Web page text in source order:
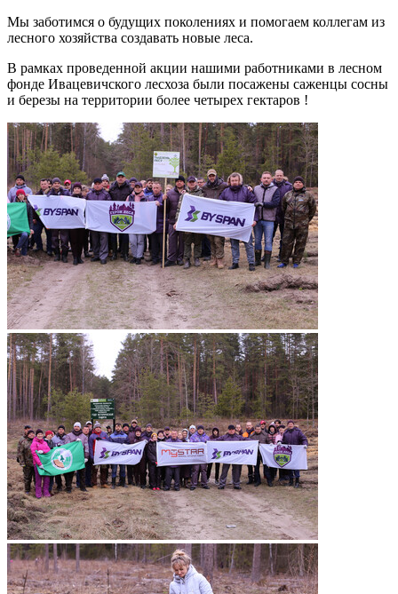
Мы заботимся о будущих поколениях и помогаем коллегам из
лесного хозяйства создавать новые леса.
В рамках проведенной акции нашими работниками в лесном
фонде Ивацевичского лесхоза были посажены саженцы сосны
и березы на территории более четырех гектаров !